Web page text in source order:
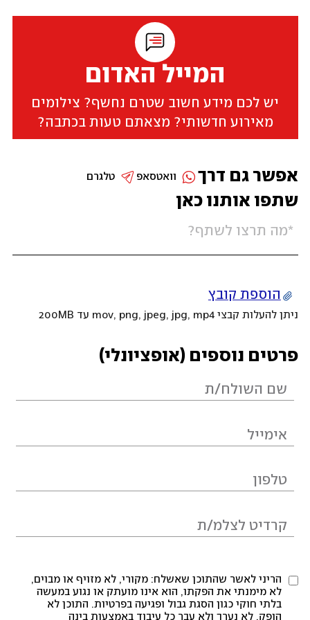
המייל האדום
יש לכם מידע חשוב שטרם נחשף? צילומים
מאירוע חדשותי? מצאתם טעות בכתבה?
שתפו אותנו כאן
הוספת קובץ
ניתן להעלות קבצי mov, png, jpeg, jpg, mp4 עד 200MB
פרטים נוספים (אופציונלי)
הריני לאשר שהתוכן שאשלח: מקורי, לא מזויף או מבוים,
לא מימנתי את הפקתו, הוא אינו מועתק או נגוע במעשה
בלתי חוקי כגון הסגת גבול ופגיעה בפרטיות. התוכן לא
הופק, לא נערך ולא עבר כל עיבוד באמצעות בינה
אפשר גם דרך טלגרם וואטסאפ